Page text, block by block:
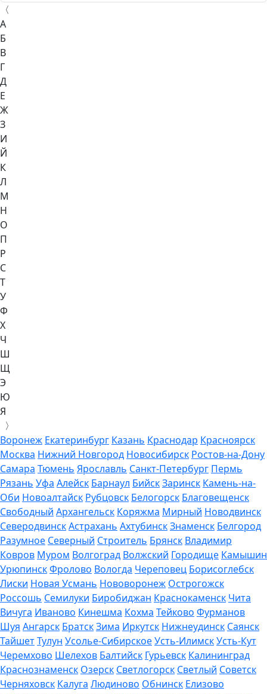
〈
А
Б
В
Г
Д
Е
Ж
З
И
Й
К
Л
М
Н
О
П
Р
С
Т
У
Ф
Х
Ч
Ш
Щ
Э
Ю
Я
〉
Воронеж Екатеринбург Казань Краснодар Красноярск
Москва Нижний Новгород Новосибирск Ростов-на-Дону
Самара Тюмень Ярославль Санкт-Петербург Пермь
Рязань Уфа Алейск Барнаул БийскЗаринск Камень-на-
Оби Новоалтайск Рубцовск Белогорск Благовещенск
Свободный Архангельск Коряжма Мирный Новодвинск
СеверодвинскАстрахань АхтубинскЗнаменск Белгород
Разумное Северный Строитель Брянск Владимир
Ковров Муром Волгоград Волжский Городище Камышин
УрюпинскФролово Вологда Череповец Борисоглебск
Лиски Новая Усмань Нововоронеж Острогожск
Россошь Семилуки Биробиджан Краснокаменск Чита
Вичуга Иваново Кинешма Кохма Тейково Фурманов
Шуя Ангарск БратскЗима Иркутск Нижнеудинск Саянск
ТайшетТулун Усолье-СибирскоеУсть-ИлимскУсть-Кут
Черемхово Шелехов Балтийск Гурьевск Калининград
Краснознаменск Озерск Светлогорск Светлый Советск
Черняховск Калуга Людиново Обнинск Елизово